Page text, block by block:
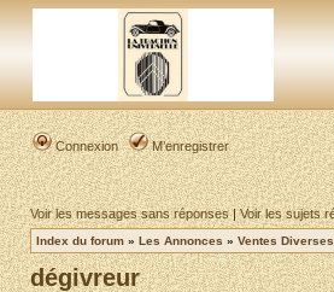
Connexion M’enregistrer
Voir les messages sans réponses|Voir les sujets
Index du forum » Les Annonces » Ventes Diverses
dégivreur